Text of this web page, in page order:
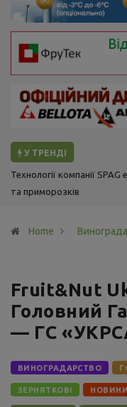
У ТРЕНДІ
Технології компанії
та приморозків
Home
Fruit&Nut
Головний
— ГС
ВИНОГРАДАРСТВО
ЗЕРНЯТКОВІ НОВИНИ